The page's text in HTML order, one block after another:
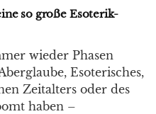
so große Esoterik-
wieder Phasen
Esoterisches,
Zeitalters oder des
haben –